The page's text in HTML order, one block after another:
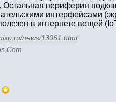
периферия
интерфейсами
в интернете вещей
news/13061.html.